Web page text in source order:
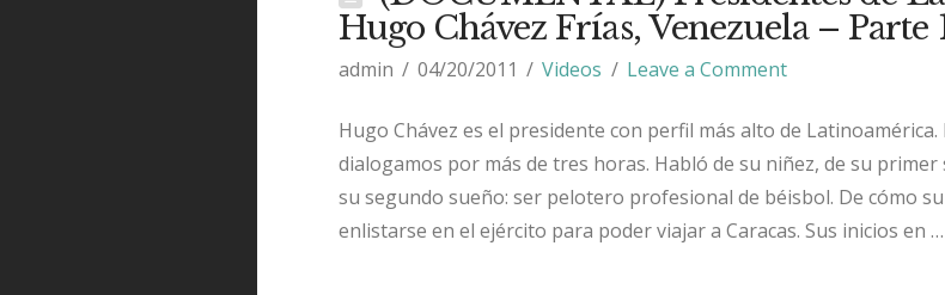
Hugo Chávez Frías, Venezuela – Parte
admin 04/20/2011 Videos Leave a Comment
Hugo Chávez es el presidente con perfil más alto de Latinoamérica.
dialogamos por más de tres horas. Habló de su niñez, de su
su segundo sueño: ser pelotero profesional de béisbol. De cómo
enlistarse en el ejército para poder viajar a Caracas. Sus inicios en …